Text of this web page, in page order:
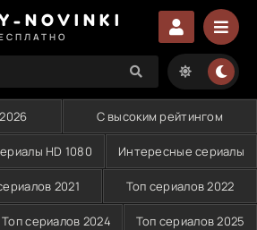
NOVINKI
С высоким рейтингом
HD 1080 Интересные сериалы
2021 Топ сериалов 2022
Топ сериалов 2024 Топ сериалов 2025